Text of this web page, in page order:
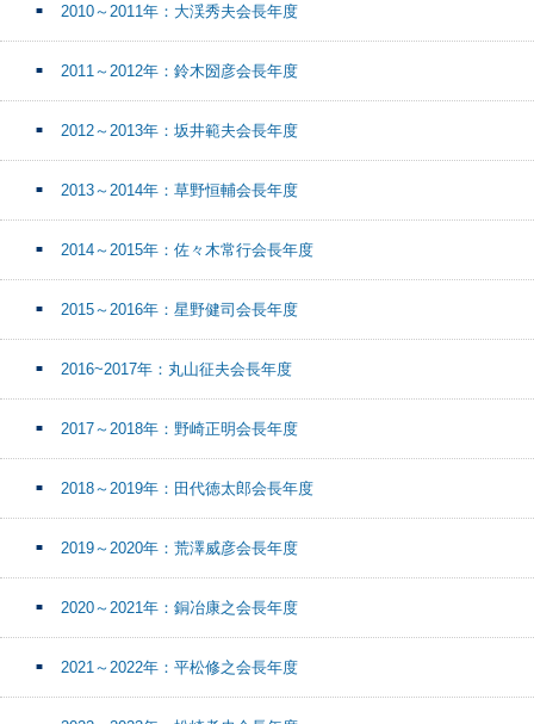
2010～2011年：大渓秀夫会長年度
2011～2012年：鈴木圀彦会長年度
2012～2013年：坂井範夫会長年度
2013～2014年：草野恒輔会長年度
2014～2015年：佐々木常行会長年度
2015～2016年：星野健司会長年度
2016~2017年：丸山征夫会長年度
2017～2018年：野崎正明会長年度
2018～2019年：田代徳太郎会長年度
2019～2020年：荒澤威彦会長年度
2020～2021年：銅冶康之会長年度
2021～2022年：平松修之会長年度